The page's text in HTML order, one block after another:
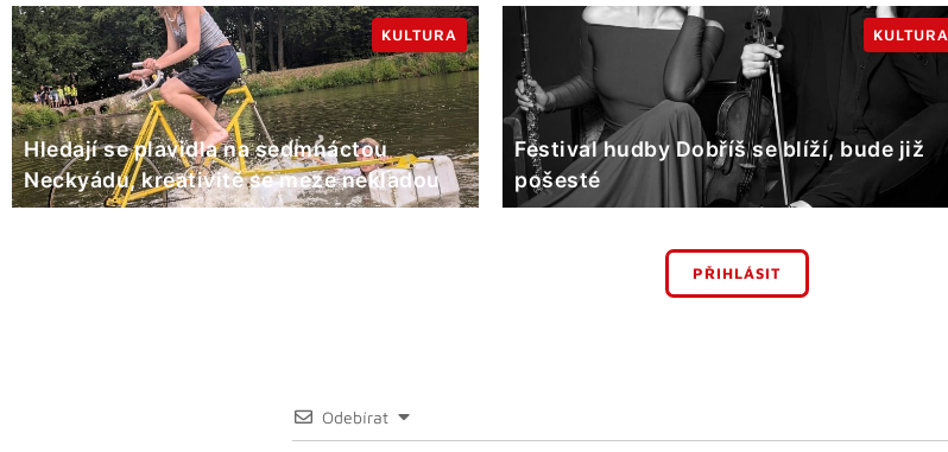
Hledají se plavidla na sedmnáctou
Neckyádu, kreativitě se meze nekladou
KULTURA
Festival hudby Dobříš se blíží, bude již
pošesté
KULTURA
PŘIHLÁSIT
Odebírat